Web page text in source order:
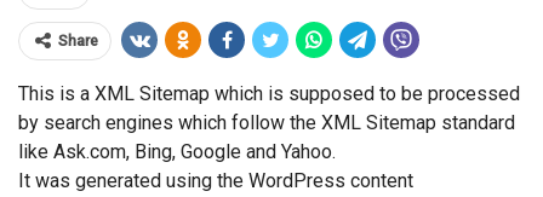
Share
This is a XML Sitemap which is supposed to be processed
by search engines which follow the XML Sitemap standard
like Ask.com, Bing, Google and Yahoo.
It was generated using the WordPress content